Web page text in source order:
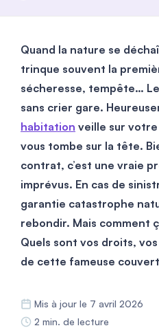
Quand la nature se
trinque souvent la
sécheresse, tempête…
sans crier gare.
habitation veille sur
vous tombe sur la tête.
contrat, c’est une vraie
imprévus. En cas de
garantie catastrophe
rebondir. Mais comment
Quels sont vos droits,
de cette fameuse
Mis à jour le 7 avril 2026
2 min. de lecture